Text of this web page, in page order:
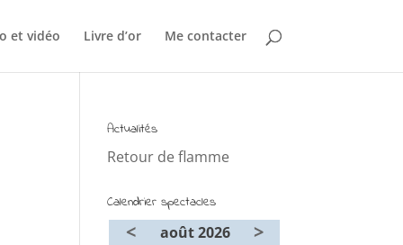
et vidéo Livre d’or Me contacter
Actualités
Retour de flamme
Calendrier spectacles
< août 2026 >